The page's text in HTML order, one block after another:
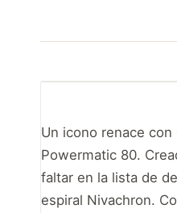
Un icono renace
Powermatic 80.
faltar en la lista de
espiral Nivachron.